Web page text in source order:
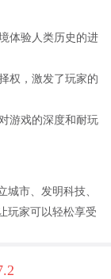
体验人类历史的进
权，激发了玩家的
游戏的深度和耐玩
市、发明科技、
玩家可以轻松享受